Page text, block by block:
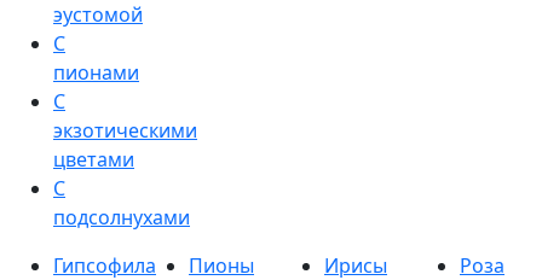
эустомой
С
пионами
С
экзотическими
цветами
С
подсолнухами
Гипсофила
Пионы Ирисы
Роза